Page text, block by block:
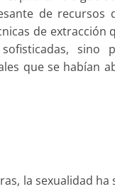
de recursos
de extracción
sino
que se habían
la sexualidad ha